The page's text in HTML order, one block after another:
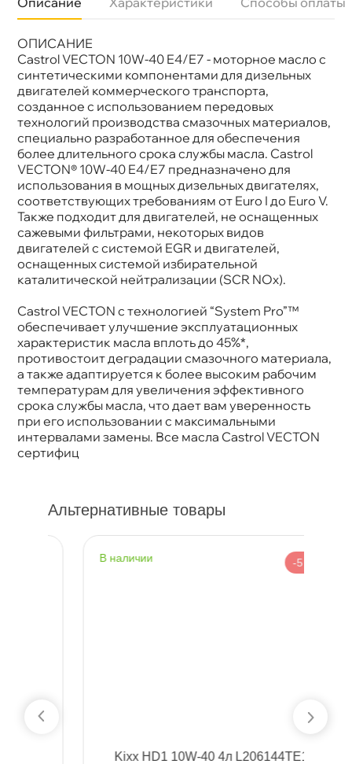
ОПИСАНИЕ
Castrol VECTON 10W-40 E4/E7 - моторное масло с
синтетическими компонентами для дизельных
двигателей коммерческого транспорта,
созданное с использованием передовых
технологий производства смазочных материалов,
специально разработанное для обеспечения
олее длительного срока службы масла. Castrol
VECTON® 10W-40 E4/E7 предназначено для
использования в мощных дизельных двигателях,
соответствующих требованиям от Euro I до Euro V.
Также подходит для двигателей, не оснащенных
сажевыми фильтрами, некоторых видо
двигателей с системой EGR и двигателей,
оснащенных системой избирательной
каталитической нейтрализации (SCR NOx).
Castrol VECTON с технологией “System Pro”™
обеспечивает улучшение эксплуатационных
характеристик масла вплоть до 45%*,
противостоит деградации смазочного материала,
а также адаптируется к более высоким рабочим
температурам для увеличения эффективного
срока службы масла, что дает вам уверенность
при его использовании с максимальными
интервалами замены. Все масла Castrol VECTON
сертифиц
язкость
Бренд
Castrol
Тип масла
Полусинтетика
Допуски
Mack EO-N MAN 3277 MB Approval 228.5
Спецификации
АСЕА Е4,Е7 API Cl-4
Объем
4л
Артикул
15B695
Альтернативные товары
наличии
Kixx HD1 10W-40 4л L206144TE1